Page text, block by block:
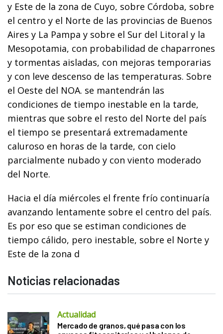
y Este de la zona de Cuyo, sobre Córdoba, sobre
el centro y el Norte de las provincias de Buenos
Aires y La Pampa y sobre el Sur del Litoral y la
Mesopotamia, con probabilidad de chaparrones
y tormentas aisladas, con mejoras temporarias
y con leve descenso de las temperaturas. Sobre
el Oeste del NOA. se mantendrán las
condiciones de tiempo inestable en la tarde,
mientras que sobre el resto del Norte del país
el tiempo se presentará extremadamente
caluroso en horas de la tarde, con cielo
parcialmente nubado y con viento moderado
del Norte.
Hacia el día miércoles el frente frío continuaría
avanzando lentamente sobre el centro del país.
Es por eso que se estiman condiciones de
tiempo cálido, pero inestable, sobre el Norte y
Este de la zona d
Noticias relacionadas
Actualidad
Mercado de granos, qué pasa con los